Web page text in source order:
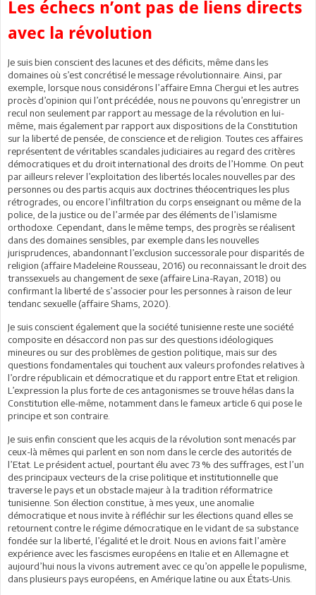
Les échecs n’ont pas de liens directs
avec la révolution
Je suis bien conscient des lacunes et des déficits, même dans les
domaines où s’est concrétisé le message révolutionnaire. Ainsi, par
exemple, lorsque nous considérons l’affaire Emna Chergui et les autres
procès d’opinion qui l’ont précédée, nous ne pouvons qu’enregistrer un
recul non seulement par rapport au message de la révolution en lui-
même, mais également par rapport aux dispositions de la Constitution
sur la liberté de pensée, de conscience et de religion. Toutes ces affaires
représentent de véritables scandales judiciaires au regard des critères
démocratiques et du droit international des droits de l’Homme. On peut
par ailleurs relever l’exploitation des libertés locales nouvelles par des
personnes ou des partis acquis aux doctrines théocentriques les plus
rétrogrades, ou encore l’infiltration du corps enseignant ou même de la
police, de la justice ou de l’armée par des éléments de l’islamisme
orthodoxe. Cependant, dans le même temps, des progrès se réalisent
dans des domaines sensibles, par exemple dans les nouvelles
jurisprudences, abandonnant l’exclusion successorale pour disparités de
religion (affaire Madeleine Rousseau, 2016) ou reconnaissant le droit des
transsexuels au changement de sexe (affaire Lina-Rayan, 2018) ou
confirmant la liberté de s’associer pour les personnes à raison de leur
tendanc sexuelle (affaire Shams, 2020).
Je suis conscient également que la société tunisienne reste une société
composite en désaccord non pas sur des questions idéologiques
mineures ou sur des problèmes de gestion politique, mais sur des
questions fondamentales qui touchent aux valeurs profondes relatives à
l’ordre républicain et démocratique et du rapport entre Etat et religion.
L’expression la plus forte de ces antagonismes se trouve hélas dans la
Constitution elle-même, notamment dans le fameux article 6 qui pose le
principe et son contraire.
Je suis enfin conscient que les acquis de la révolution sont menacés par
ceux-là mêmes qui parlent en son nom dans le cercle des autorités de
l’Etat. Le président actuel, pourtant élu avec 73 % des suffrages, est l’un
des principaux vecteurs de la crise politique et institutionnelle que
traverse le pays et un obstacle majeur à la tradition réformatrice
tunisienne. Son élection constitue, à mes yeux, une anomalie
démocratique et nous invite à réfléchir sur les élections quand elles se
retournent contre le régime démocratique en le vidant de sa substance
fondée sur la liberté, l’égalité et le droit. Nous en avions fait l’amère
expérience avec les fascismes européens en Italie et en Allemagne et
aujourd’hui nous la vivons autrement avec ce qu’on appelle le populisme,
dans plusieurs pays européens, en Amérique latine ou aux États-Unis.